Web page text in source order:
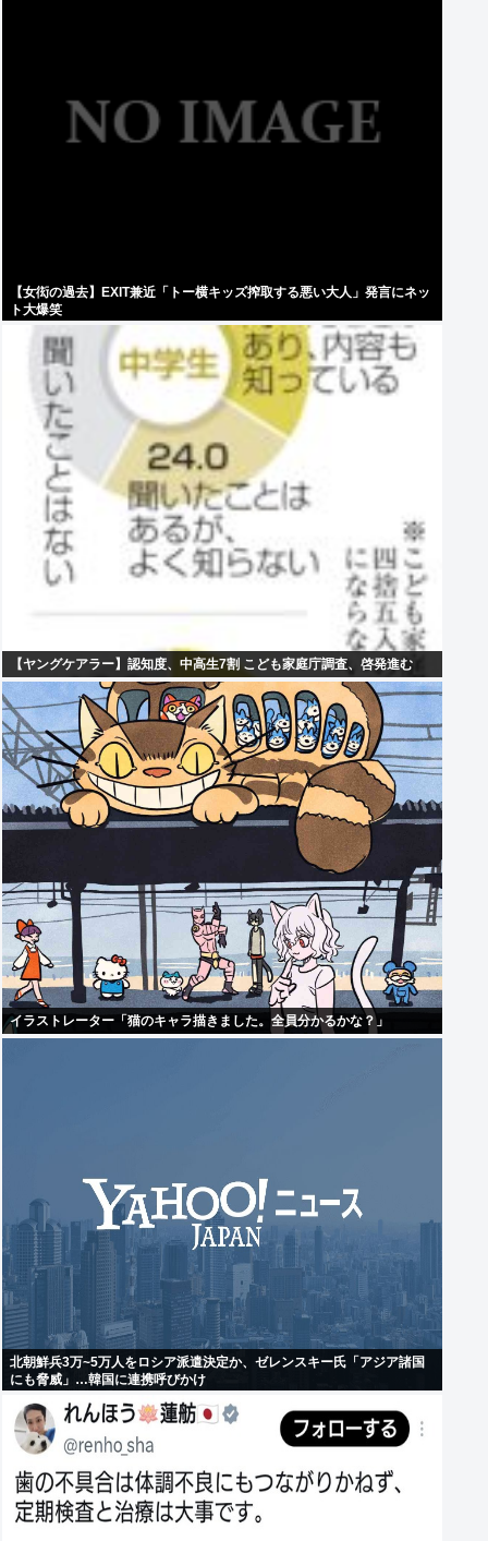
【女衒の過去】EXIT兼近「トー横キッズ搾取する悪い大人」発言にネッ
ト大爆笑
【ヤングケアラー】認知度、中高生7割 こども家庭庁調査、啓発進む
イラストレーター「猫のキャラ描きました。全員分かるかな？」
北朝鮮兵3万~5万人をロシア派遣決定か、ゼレンスキー氏「アジア諸国
にも脅威」…韓国に連携呼びかけ